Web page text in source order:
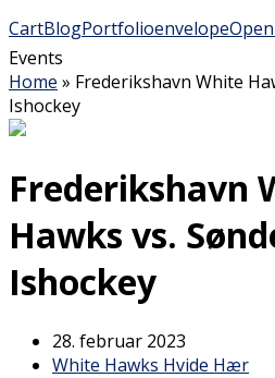
CartBlogPortfolioenvelope
Events
Home » Frederikshavn White
Ishockey
Frederikshavn
Hawks vs.
Ishockey
28. februar 2023
White Hawks Hvide Hær